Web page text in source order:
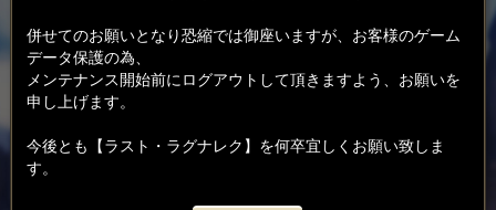
併せてのお願いとなり恐縮では御座いますが、お客様のゲーム
データ保護の為、
メンテナンス開始前にログアウトして頂きますよう、お願いを
申し上げます。
今後とも【ラスト・ラグナレク】を何卒宜しくお願い致しま
す。